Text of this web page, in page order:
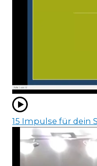
15 Impulse für dein